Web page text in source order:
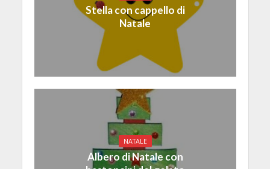
Stella con cappello di
Natale
NATALE
Albero di Natale con